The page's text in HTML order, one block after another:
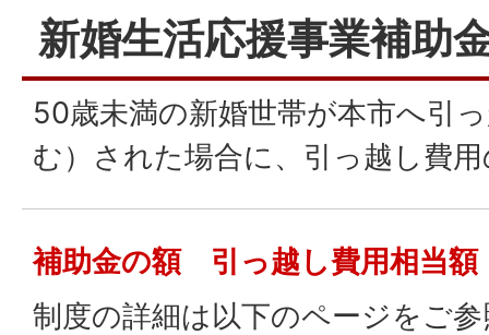
新婚生活応援事業補助
50歳未満の新婚世帯が本市へ引
む）された場合に、引っ越し費
補助金の額 引っ越し費用相当額
制度の詳細は以下のページをご